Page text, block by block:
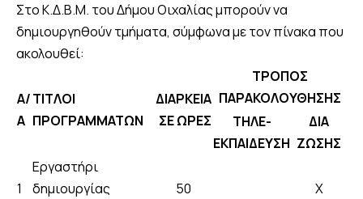
Στο Κ.Δ.Β.Μ. του Δήμου Οιχαλίας μπορούν να
δημιουργηθούν τμήματα, σύμφωνα με τον πίνακα που
ακολουθεί:
Α/
Α
ΤΙΤΛΟΙ
ΠΡΟΓΡΑΜΜΑΤΩΝ
ΔΙΑΡΚΕΙΑ
ΣΕ ΩΡΕΣ
ΤΡΟΠΟΣ
ΠΑΡΑΚΟΛΟΥΘΗΣΗΣ
ΤΗΛΕ-
ΕΚΠΑΙΔΕΥΣΗ
ΔΙΑ
ΖΩΣΗΣ
1
Εργαστήρι
δημιουργίας
50 Χ